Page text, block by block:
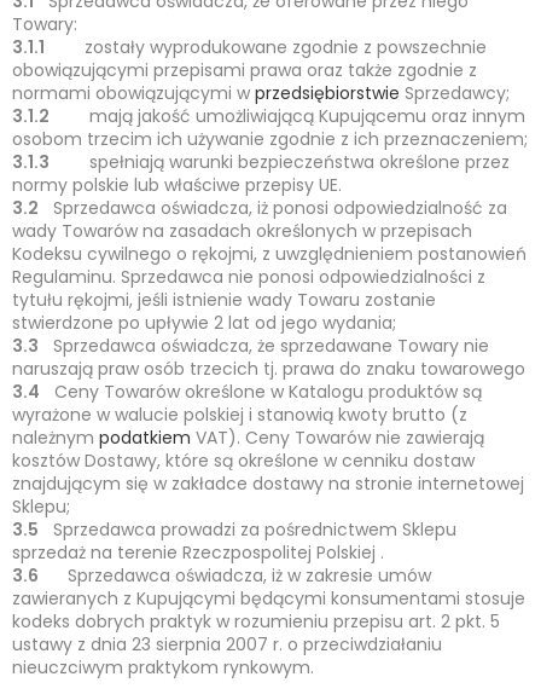
Towary:
3.1.1 zostały wyprodukowane zgodnie z powszechnie
obowiązującymi przepisami prawa oraz także zgodnie z
normami obowiązującymi w przedsiębiorstwie Sprzedawcy;
3.1.2 mają jakość umożliwiającą Kupującemu oraz innym
osobom trzecim ich używanie zgodnie z ich przeznaczeniem;
3.1.3 spełniają warunki bezpieczeństwa określone przez
normy polskie lub właściwe przepisy UE.
3.2 Sprzedawca oświadcza, iż ponosi odpowiedzialność za
wady Towarów na zasadach określonych w przepisach
Kodeksu cywilnego o rękojmi, z uwzględnieniem postanowień
Regulaminu. Sprzedawca nie ponosi odpowiedzialności z
tytułu rękojmi, jeśli istnienie wady Towaru zostanie
stwierdzone po upływie 2 lat od jego wydania;
3.3 Sprzedawca oświadcza, że sprzedawane Towary nie
naruszają praw osób trzecich tj. prawa do znaku towarowego
3.4 Ceny Towarów określone w Katalogu produktów są
wyrażone w walucie polskiej i stanowią kwoty brutto (z
należnym podatkiem VAT). Ceny Towarów nie zawierają
kosztów Dostawy, które są określone w cenniku dostaw
znajdującym się w zakładce dostawy na stronie internetowej
Sklepu;
3.5 Sprzedawca prowadzi za pośrednictwem Sklepu
sprzedaż na terenie Rzeczpospolitej Polskiej .
3.6 Sprzedawca oświadcza, iż w zakresie umów
zawieranych z Kupującymi będącymi konsumentami stosuje
kodeks dobrych praktyk w rozumieniu przepisu art. 2 pkt. 5
ustawy z dnia 23 sierpnia 2007 r. o przeciwdziałaniu
nieuczciwym praktykom rynkowym.